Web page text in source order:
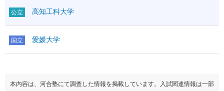
公立 高知工科大学
国立 愛媛大学
本内容は、河合塾にて調査した情報を掲載しています。入試関連情報は一部